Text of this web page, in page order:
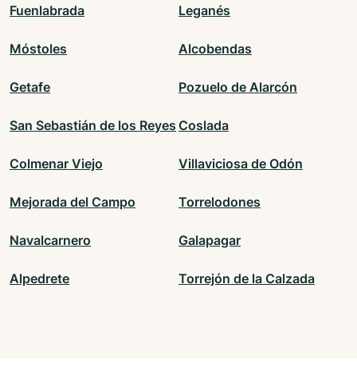
Fuenlabrada Leganés
Móstoles Alcobendas
Getafe Pozuelo de Alarcón
San Sebastián de los Reyes Coslada
Colmenar Viejo Villaviciosa de Odón
Mejorada del Campo Torrelodones
Navalcarnero Galapagar
Alpedrete Torrejón de la Calzada